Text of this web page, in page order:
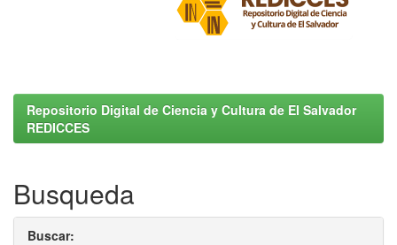
Repositorio Digital de Ciencia y Cultura de El Salvador
REDICCES
Busqueda
Buscar: